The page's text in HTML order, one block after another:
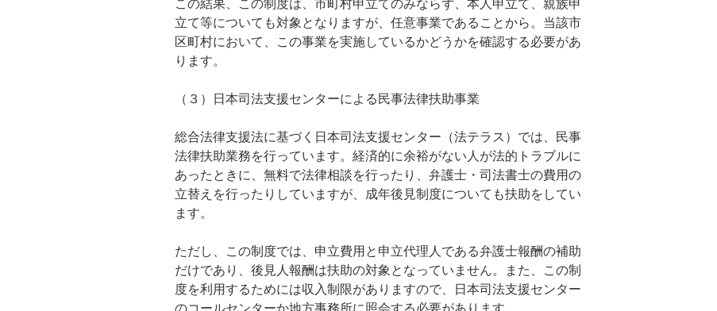
この結果、この制度は、市町村申立てのみならず、本人申立て、親族申
立て等についても対象となりますが、任意事業であることから。当該市
区町村において、この事業を実施しているかどうかを確認する必要があ
ります。
（３）日本司法支援センターによる民事法律扶助事業
総合法律支援法に基づく日本司法支援センター（法テラス）では、民事
法律扶助業務を行っています。経済的に余裕がない人が法的トラブルに
あったときに、無料で法律相談を行ったり、弁護士・司法書士の費用の
立替えを行ったりしていますが、成年後見制度についても扶助をしてい
ます。
ただし、この制度では、申立費用と申立代理人である弁護士報酬の補助
だけであり、後見人報酬は扶助の対象となっていません。また、この制
度を利用するためには収入制限がありますので、日本司法支援センター